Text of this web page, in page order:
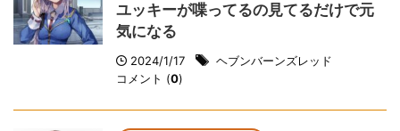
ユッキーが喋ってるの見てるだけで元
気になる
2024/1/17
ヘブンバーンズレッド
コメント (0)